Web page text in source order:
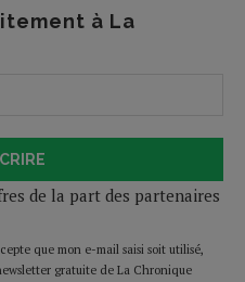
à La
de la part des partenaires
que mon e-mail saisi soit utilisé,
gratuite de La Chronique